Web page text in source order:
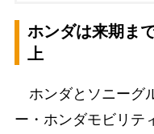
ホンダは来期ま
上
ホンダとソニーグ
ー・ホンダモビリテ